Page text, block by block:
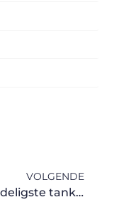
VOLGENDE
De voordeligste tankpas van Nederland: bespaar op brandstof